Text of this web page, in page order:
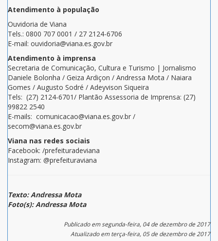
Atendimento à população
Ouvidoria de Viana
Tels.: 0800 707 0001 / 27 2124-6706
E-mail: ouvidoria@viana.es.gov.br
Atendimento à imprensa
Secretaria de Comunicação, Cultura e Turismo | Jornalismo
Daniele Bolonha / Geiza Ardiçon / Andressa Mota / Naiara
Gomes / Augusto Sodré / Adeyvison Siqueira
Tels: (27) 2124-6701/ Plantão Assessoria de Imprensa: (27)
99822 2540
E-mails: comunicacao@viana.es.gov.br /
secom@viana.es.gov.br
Viana nas redes sociais
Facebook: /prefeituradeviana
Instagram: @prefeituraviana
Texto: Andressa Mota
Foto(s): Andressa Mota
Publicado em segunda-feira, 04 de dezembro de 2017
Atualizado em terça-feira, 05 de dezembro de 2017